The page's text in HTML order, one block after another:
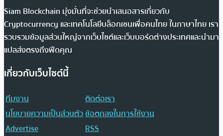
Siam Blockchain มุ่งมั่นที่จะช่วยนำเสนอสารเกี่ยวกับ
Cryptocurrency และเทคโนโลยีบล็อกเชนเพื่อคนไทย ในภาษาไทย เรา
รวบรวมข้อมูลส่วนใหญ่จากเว็บไซต์และเว็บบอร์ดต่างประเทศและนำมา
แปลส่งตรงถึงฟีดคุณ
เกี่ยวกับเว็บไซต์นี้
ทีมงาน
ติดต่อเรา
นโยบายความเป็นส่วนตัวข้อตกลงในการใช้งาน
Advertise
RSS